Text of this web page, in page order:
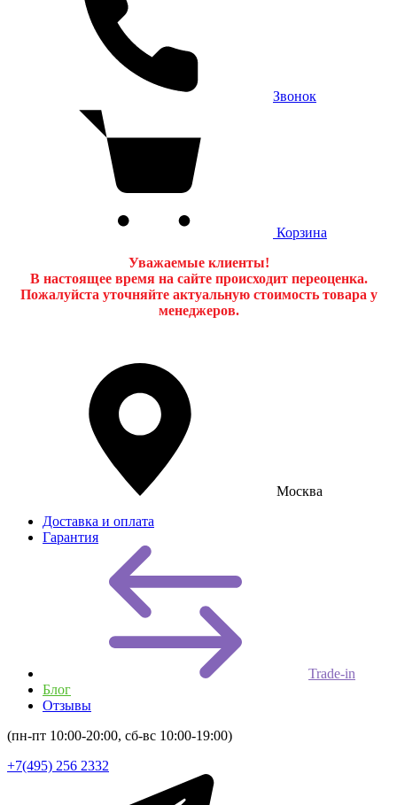
Звонок
Корзина
Уважаемые клиенты!
В настоящее время на сайте происходит переоценка.
Пожалуйста уточняйте актуальную стоимость товара у
менеджеров.
Москва
Доставка и оплата
Гарантия
Trade-in
Блог
Отзывы
(пн-пт 10:00-20:00, сб-вс 10:00-19:00)
+7(495) 256 2332